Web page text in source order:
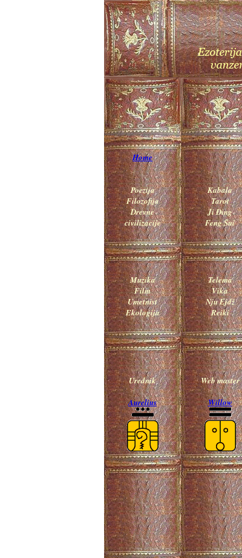
Home
Poezija
Filozofija
Drevne
civilizacije
Muzika
Film
Umetnist
Ekologija
Urednik
Aurelius
Kabala
Tarot
Ji Đing
Feng Šui
Telema
Vika
Nju Ejdž
Reiki
Web master
Willow